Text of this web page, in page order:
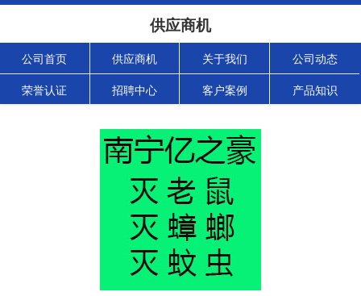
供应商机
公司首页 供应商机 关于我们 公司动态
荣誉认证 招聘中心 客户案例 产品知识